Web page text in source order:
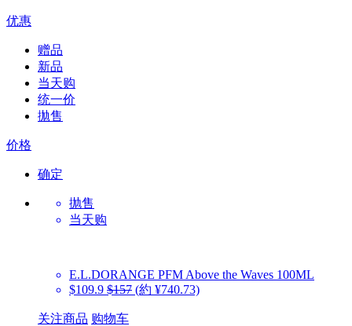
优惠
赠品
新品
当天购
统一价
拋售
价格
确定
抛售
当天购
E.L.DORANGE PFM Above the Waves 100ML
$109.9 $157 (約 ¥740.73)
关注商品 购物车